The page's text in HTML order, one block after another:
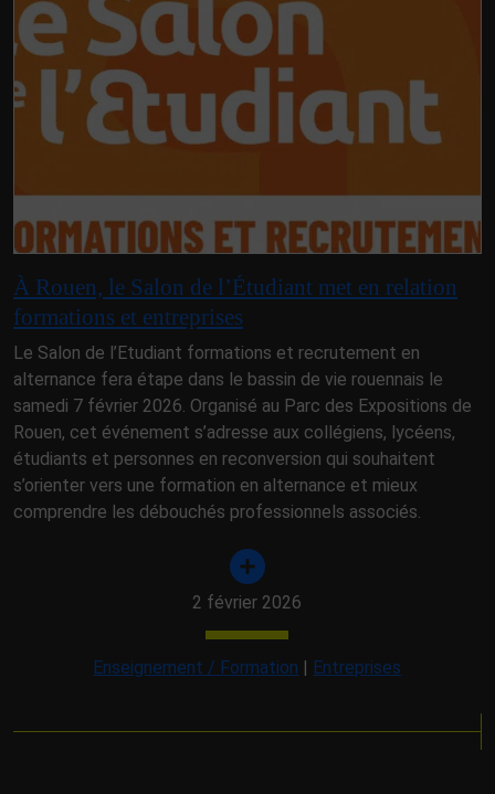
À Rouen, le Salon de l’Étudiant met en relation
formations et entreprises
Le Salon de l’Etudiant formations et recrutement en
alternance fera étape dans le bassin de vie rouennais le
samedi 7 février 2026. Organisé au Parc des Expositions de
Rouen, cet événement s’adresse aux collégiens, lycéens,
étudiants et personnes en reconversion qui souhaitent
s’orienter vers une formation en alternance et mieux
comprendre les débouchés professionnels associés.
2 février 2026
Enseignement / Formation Entreprises